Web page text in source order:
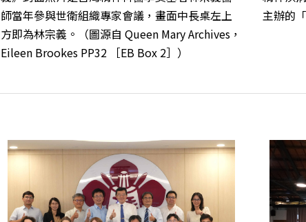
師當年參與世衛組織專家會議，畫面中長桌左上
方即為林宗義。（圖源自 Queen Mary Archives，
Eileen Brookes PP32 ［EB Box 2］）
主辦的